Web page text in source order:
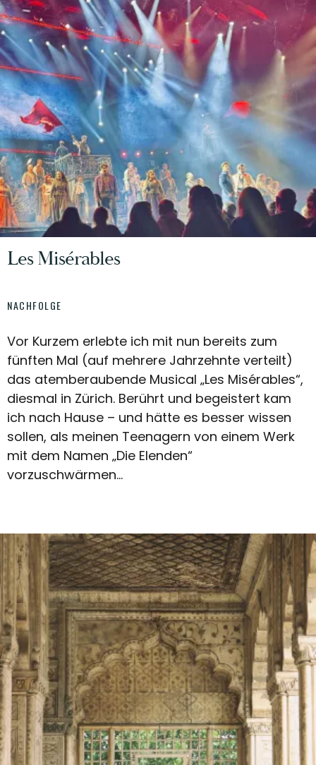
Les Misérables
NACHFOLGE
Vor Kurzem erlebte ich mit nun bereits zum
fünften Mal (auf mehrere Jahrzehnte verteilt)
das atemberaubende Musical „Les Misérables“,
diesmal in Zürich. Berührt und begeistert kam
ich nach Hause – und hätte es besser wissen
sollen, als meinen Teenagern von einem Werk
mit dem Namen „Die Elenden“
vorzuschwärmen...